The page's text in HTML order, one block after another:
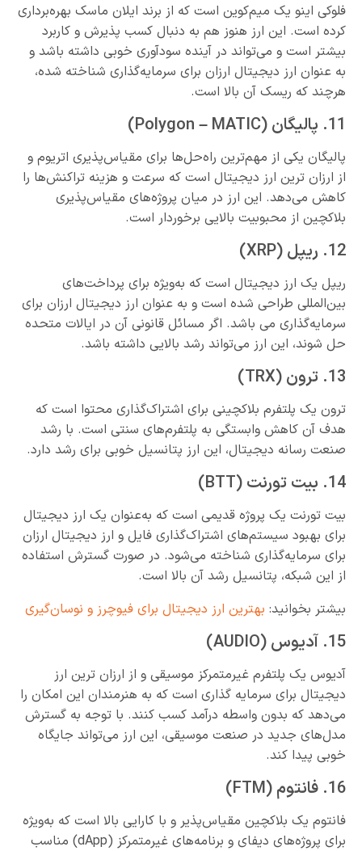
فلوکی اینو یک میم‌کوین است که از برند ایلان ماسک بهره‌برداری
کرده است. این ارز هنوز هم به دنبال کسب پذیرش و کاربرد
بیشتر است و می‌تواند در آینده سودآوری خوبی داشته باشد و
به عنوان ارز دیجیتال ارزان برای سرمایه‌گذاری شناخته شده،
هرچند که ریسک آن بالا است.
11. پالیگان (Polygon – MATIC)
پالیگان یکی از مهم‌ترین راه‌حل‌ها برای مقیاس‌پذیری اتریوم و
از ارزان ترین ارز دیجیتال است که سرعت و هزینه تراکنش‌ها را
کاهش می‌دهد. این ارز در میان پروژه‌های مقیاس‌پذیری
بلاکچین از محبوبیت بالایی برخوردار است.
12. ریپل (XRP)
ریپل یک ارز دیجیتال است که به‌ویژه برای پرداخت‌های
بین‌المللی طراحی شده است و به عنوان ارز دیجیتال ارزان برای
سرمایه‌گذاری می باشد. اگر مسائل قانونی آن در ایالات متحده
حل شوند، این ارز می‌تواند رشد بالایی داشته باشد.
13. ترون (TRX)
ترون یک پلتفرم بلاکچینی برای اشتراک‌گذاری محتوا است که
هدف آن کاهش وابستگی به پلتفرم‌های سنتی است. با رشد
صنعت رسانه دیجیتال، این ارز پتانسیل خوبی برای رشد دارد.
14. بیت تورنت (BTT)
بیت تورنت یک پروژه قدیمی است که به‌عنوان یک ارز دیجیتال
برای بهبود سیستم‌های اشتراک‌گذاری فایل و ارز دیجیتال ارزان
برای سرمایه‌گذاری شناخته می‌شود. در صورت گسترش استفاده
از این شبکه، پتانسیل رشد آن بالا است.
بیشتر بخوانید: بهترین ارز دیجیتال برای فیوچرز و نوسان‌گیری
15. آدیوس (AUDIO)
آدیوس یک پلتفرم غیرمتمرکز موسیقی و از ارزان ترین ارز
دیجیتال برای سرمایه گذاری است که به هنرمندان این امکان را
می‌دهد که بدون واسطه درآمد کسب کنند. با توجه به گسترش
مدل‌های جدید در صنعت موسیقی، این ارز می‌تواند جایگاه
خوبی پیدا کند.
16. فانتوم (FTM)
فانتوم یک بلاکچین مقیاس‌پذیر و با کارایی بالا است که به‌ویژه
برای پروژه‌های دیفای و برنامه‌های غیرمتمرکز (dApp) مناسب